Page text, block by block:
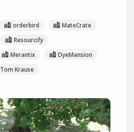
orderbird
MateCrate
Resourcify
Merantix
DyeMansion
Tom Krause